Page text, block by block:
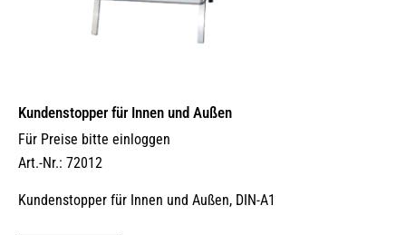
Kundenstopper für Innen und Außen
Für Preise bitte einloggen
Art.-Nr.: 72012
Kundenstopper für Innen und Außen, DIN-A1